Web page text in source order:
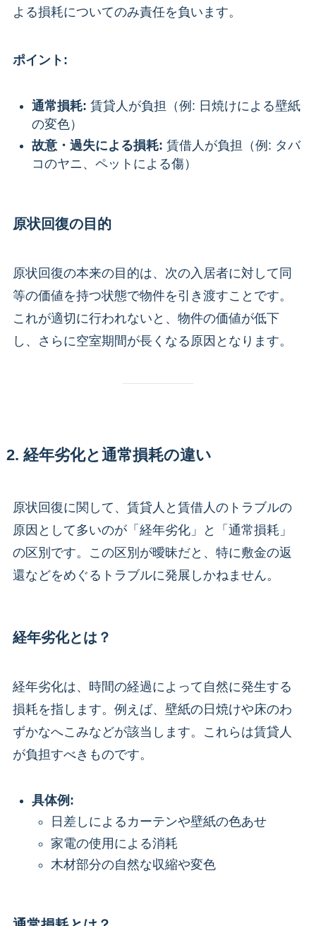
よる損耗についてのみ責任を負います。
ポイント:
通常損耗: 賃貸人が負担（例: 日焼けによる壁紙
の変色）
故意・過失による損耗: 賃借人が負担（例: タバ
コのヤニ、ペットによる傷）
原状回復の目的
原状回復の本来の目的は、次の入居者に対して同
等の価値を持つ状態で物件を引き渡すことです。
これが適切に行われないと、物件の価値が低下
し、さらに空室期間が長くなる原因となります。
2. 経年劣化と通常損耗の違い
原状回復に関して、賃貸人と賃借人のトラブルの
原因として多いのが「経年劣化」と「通常損耗」
の区別です。この区別が曖昧だと、特に敷金の返
還などをめぐるトラブルに発展しかねません。
経年劣化とは？
経年劣化は、時間の経過によって自然に発生する
損耗を指します。例えば、壁紙の日焼けや床のわ
ずかなへこみなどが該当します。これらは賃貸人
が負担すべきものです。
具体例:
日差しによるカーテンや壁紙の色あせ
家電の使用による消耗
木材部分の自然な収縮や変色